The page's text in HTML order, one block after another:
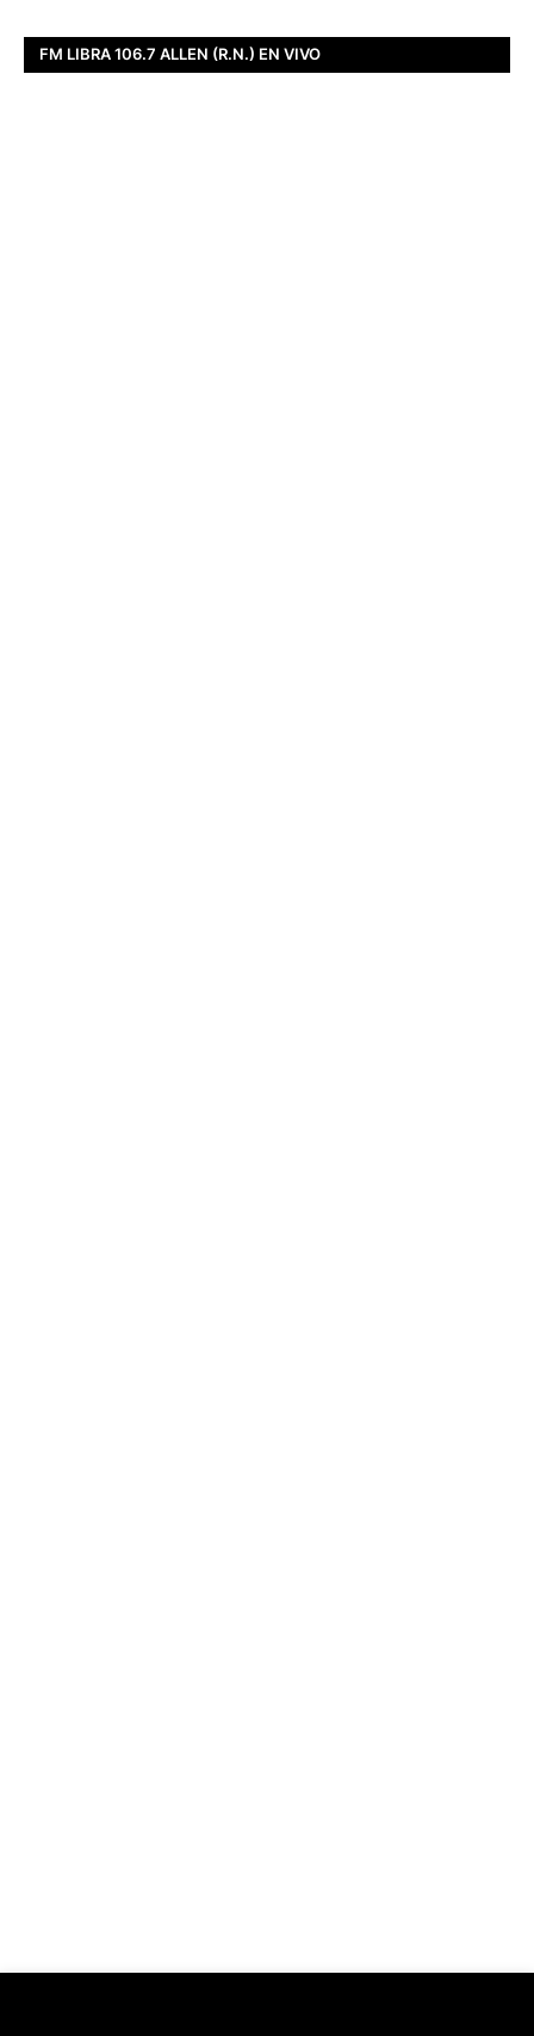
FM LIBRA 106.7 ALLEN (R.N.) EN VIVO